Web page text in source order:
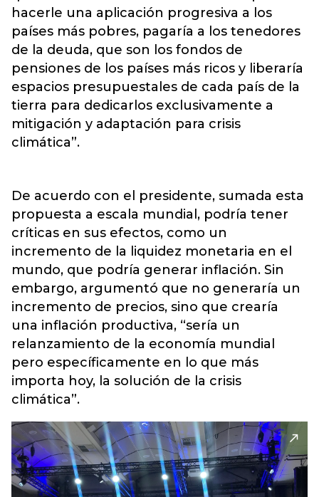
hacerle una aplicación progresiva a los
países más pobres, pagaría a los tenedores
de la deuda, que son los fondos de
pensiones de los países más ricos y liberaría
espacios presupuestales de cada país de la
tierra para dedicarlos exclusivamente a
mitigación y adaptación para crisis
climática”.
De acuerdo con el presidente, sumada esta
propuesta a escala mundial, podría tener
críticas en sus efectos, como un
incremento de la liquidez monetaria en el
mundo, que podría generar inflación. Sin
embargo, argumentó que no generaría un
incremento de precios, sino que crearía
una inflación productiva, “sería un
relanzamiento de la economía mundial
pero específicamente en lo que más
importa hoy, la solución de la crisis
climática”.